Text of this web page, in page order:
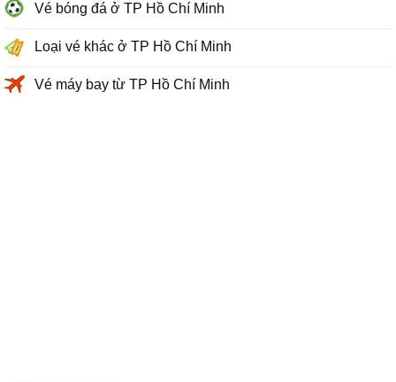
Vé bóng đá ở TP Hồ Chí Minh
Loại vé khác ở TP Hồ Chí Minh
Vé máy bay từ TP Hồ Chí Minh